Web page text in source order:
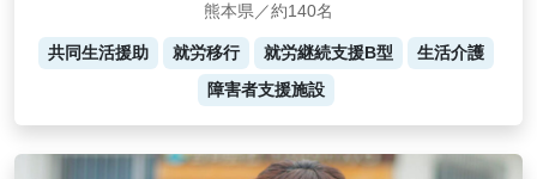
熊本県／約140名
共同生活援助 就労移行 就労継続支援B型
生活介護
障害者支援施設